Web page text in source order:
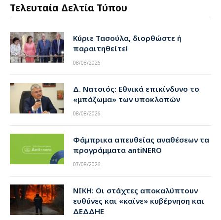
Τελευταία Δελτία Τύπου
Κύριε Τασούλα, διορθώστε ή
παραιτηθείτε!
08/08/2026
Δ. Νατσιός: Εθνικά επικίνδυνο το
«μπάζωμα» των υποκλοπών
08/08/2026
Φάμπρικα απευθείας αναθέσεων τα
προγράμματα antiNERO
07/08/2026
ΝΙΚΗ: Οι στάχτες αποκαλύπτουν
ευθύνες και «καίνε» κυβέρνηση και
ΔΕΔΔΗΕ